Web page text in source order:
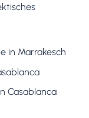
in Marrakesch
Casablanca